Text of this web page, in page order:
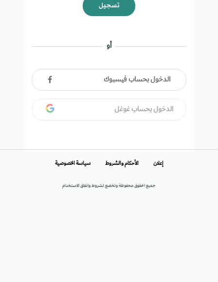
تسجيل
أو
الدخول بحساب فيسبوك
الدخول بحساب غوغل
جميع الحقوق محفوظة وتخضع لشروط واتفاق الاستخدام
إعلان الأحكام والشروط سياسة الخصوصية